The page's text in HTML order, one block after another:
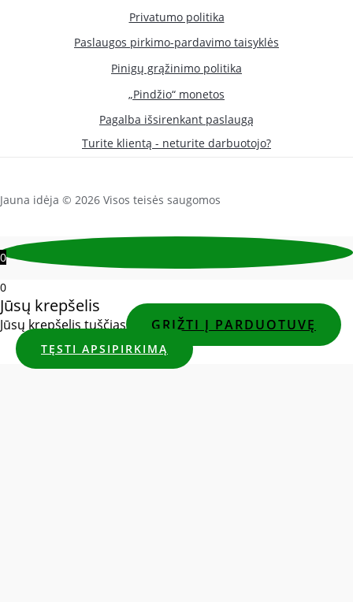
Privatumo politika
Paslaugos pirkimo-pardavimo taisyklės
Pinigų grąžinimo politika
„Pindžio“ monetos
Pagalba išsirenkant paslaugą
Turite klientą - neturite darbuotojo?
Jauna idėja © 2026 Visos teisės saugomos
0
0
Jūsų krepšelis
Jūsų krepšelis tuščias GRĮŽTI Į PARDUOTUVĘ
TĘSTI APSIPIRKIMĄ